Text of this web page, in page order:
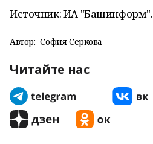
Источник: ИА "Башинформ".
Автор: София Серкова
Читайте нас